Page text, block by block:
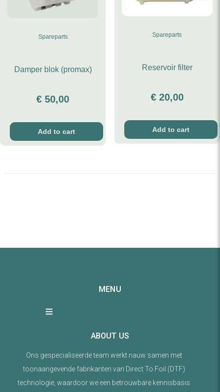
Spareparts
Damper blok (promax)
€ 50,00
Add to cart
Spareparts
Reservoir filter
€20,00
Add to cart
MENU
ABOUT US
Ons gespecialiseerde team werkt nauw samen met
toonaangevende fabrikanten van Direct To Foil (DTF)
technologie, waardoor we een betrouwbare kennisbasis